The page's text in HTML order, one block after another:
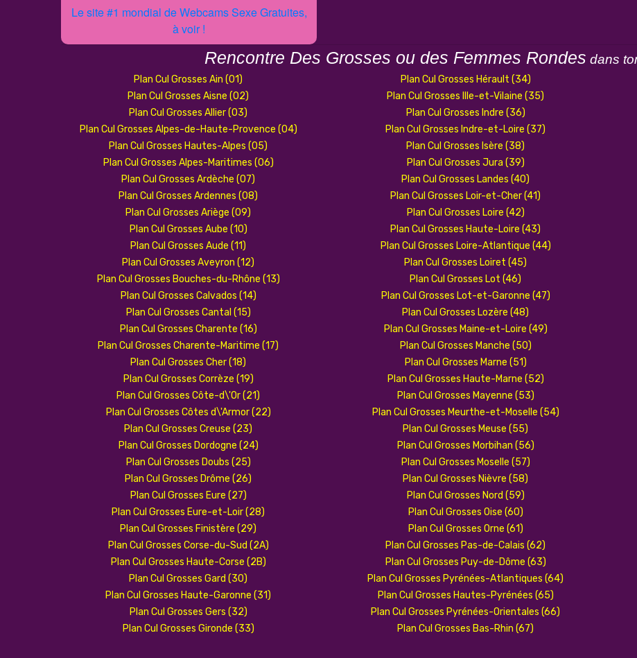
Le site #1 mondial de Webcams Sexe Gratuites,
à voir !
Rencontre Des Grosses ou des Femmes Rondes dans
Plan Cul Grosses Ain (01)
Plan Cul Grosses Aisne (02)
Plan Cul Grosses Allier (03)
Plan Cul Grosses Alpes-de-Haute-Provence (04)
Plan Cul Grosses Hautes-Alpes (05)
Plan Cul Grosses Alpes-Maritimes (06)
Plan Cul Grosses Ardèche (07)
Plan Cul Grosses Ardennes (08)
Plan Cul Grosses Ariège (09)
Plan Cul Grosses Aube (10)
Plan Cul Grosses Aude (11)
Plan Cul Grosses Aveyron (12)
Plan Cul Grosses Bouches-du-Rhône (13)
Plan Cul Grosses Calvados (14)
Plan Cul Grosses Cantal (15)
Plan Cul Grosses Charente (16)
Plan Cul Grosses Charente-Maritime (17)
Plan Cul Grosses Cher (18)
Plan Cul Grosses Corrèze (19)
Plan Cul Grosses Côte-d\'Or (21)
Plan Cul Grosses Côtes d\'Armor (22)
Plan Cul Grosses Creuse (23)
Plan Cul Grosses Dordogne (24)
Plan Cul Grosses Doubs (25)
Plan Cul Grosses Drôme (26)
Plan Cul Grosses Eure (27)
Plan Cul Grosses Eure-et-Loir (28)
Plan Cul Grosses Finistère (29)
Plan Cul Grosses Corse-du-Sud (2A)
Plan Cul Grosses Haute-Corse (2B)
Plan Cul Grosses Gard (30)
Plan Cul Grosses Haute-Garonne (31)
Plan Cul Grosses Gers (32)
Plan Cul Grosses Gironde (33)
Plan Cul Grosses Hérault (34)
Plan Cul Grosses Ille-et-Vilaine (35)
Plan Cul Grosses Indre (36)
Plan Cul Grosses Indre-et-Loire (37)
Plan Cul Grosses Isère (38)
Plan Cul Grosses Jura (39)
Plan Cul Grosses Landes (40)
Plan Cul Grosses Loir-et-Cher (41)
Plan Cul Grosses Loire (42)
Plan Cul Grosses Haute-Loire (43)
Plan Cul Grosses Loire-Atlantique (44)
Plan Cul Grosses Loiret (45)
Plan Cul Grosses Lot (46)
Plan Cul Grosses Lot-et-Garonne (47)
Plan Cul Grosses Lozère (48)
Plan Cul Grosses Maine-et-Loire (49)
Plan Cul Grosses Manche (50)
Plan Cul Grosses Marne (51)
Plan Cul Grosses Haute-Marne (52)
Plan Cul Grosses Mayenne (53)
Plan Cul Grosses Meurthe-et-Moselle (54)
Plan Cul Grosses Meuse (55)
Plan Cul Grosses Morbihan (56)
Plan Cul Grosses Moselle (57)
Plan Cul Grosses Nièvre (58)
Plan Cul Grosses Nord (59)
Plan Cul Grosses Oise (60)
Plan Cul Grosses Orne (61)
Plan Cul Grosses Pas-de-Calais (62)
Plan Cul Grosses Puy-de-Dôme (63)
Plan Cul Grosses Pyrénées-Atlantiques (64)
Plan Cul Grosses Hautes-Pyrénées (65)
Plan Cul Grosses Pyrénées-Orientales (66)
Plan Cul Grosses Bas-Rhin (67)